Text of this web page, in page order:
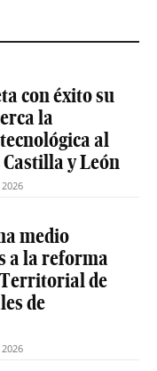
con éxito su
la
al
y León
medio
a la reforma
de
de